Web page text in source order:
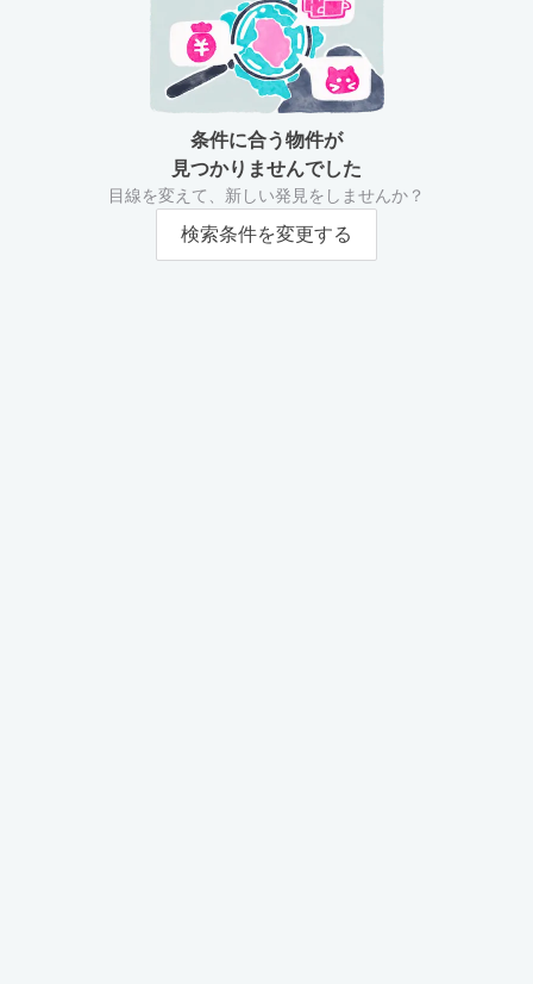
条件に合う物件が
見つかりませんでした
目線を変えて、新しい発見をしませんか？
検索条件を変更する